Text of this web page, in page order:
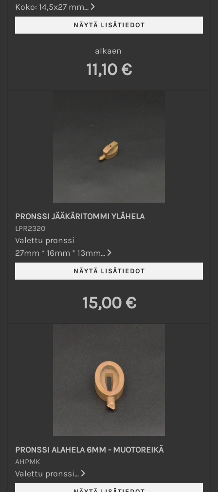
Koko: 14,5x27 mm...
alkaen
11,10 €
PRONSSI JÄÄKÄRITOMMI YLÄHELA
LPR2320
Valettu pronssi
27mm * 16mm * 13mm...
15,00 €
PRONSSI ALAHELA 6MM - MUOTOREIKÄ
AHPMK
Valettu pronssi...